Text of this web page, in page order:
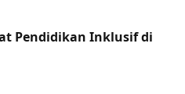
Pendidikan Inklusif di